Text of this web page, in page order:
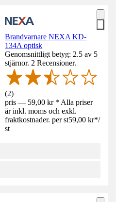
Brandvarnare NEXA KD-
134A optisk
Genomsnittligt betyg: 2.5 av 5
stjärnor. 2 Recensioner.
(2)
pris — 59,00 kr * Alla priser
är inkl. moms och exkl.
fraktkostnader. per st59,00 kr*/
st